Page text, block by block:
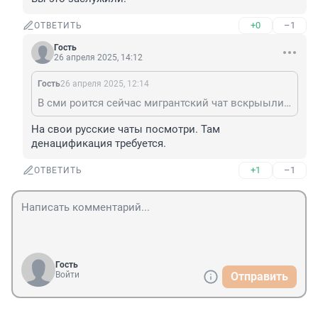
ОТВЕТИТЬ +0 –1
Гость
26 апреля 2025, 14:12
Гость26 апреля 2025, 12:14
В сми роится сейчас мигрантский чат вскрыыли, что они о нас пишут и что им хочется сделать, когда нас в общественном пространстве видят. Хотя это и без вскрытия мигрантских чатов все знают.
На свои русские чаты посмотри. Там
денацификация требуется.
ОТВЕТИТЬ +1 –1
Гость
Войти
Отправить